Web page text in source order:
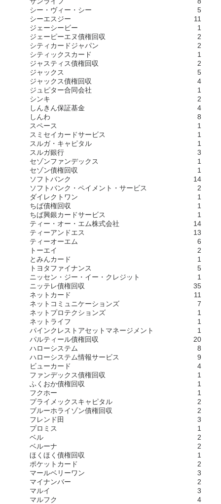
シー・ヴィー・シー
5
シーエスジー
11
ジェーシービー
1
ジェーピーエヌ債権回収
2
シティカードジャパン
2
シティックスカード
1
ジャスティス債権回収
2
ジャックス
5
ジャックス債権回収
4
ジュピター合同会社
1
シンキ
2
しんきん保証基金
4
しんわ
8
スペース
1
スミセイカードサービス
1
スルガ・キャピタル
1
スルガ銀行
3
セゾンファンデックス
1
セゾン債権回収
1
ソフトバンク
14
ソフトバンク・ペイメント・サービス
2
ダイレクトワン
1
ちば債権回収
1
ちば興銀カードサービス
1
ティー・オー・エム株式会社
14
ティーアンドエス
13
ティーオーエム
6
トーエイ
2
とみんカード
1
トヨタファイナンス
5
ニッセン・ジー・イー・クレジット
1
ニッテレ債権回収
35
ネットカード
11
ネットコミュニケーションズ
7
ネットプロテクションズ
1
ネットライフ
1
パインクレストアセットマネージメント
1
パルティール債権回収
20
ハローシステム
8
ハローシステム情報サービス
9
ビューカード
4
ファンデックス債権回収
1
ふくおか債権回収
1
フクホー
1
プライメックスキャピタル
2
ブルーホライゾン債権回収
2
フレンド田
3
プロミス
1
ベル
2
ベルーナ
2
ほくほく債権回収
1
ポケットカード
2
マールベリーワン
3
マイナンバー
2
マルイ
3
マルフク
4